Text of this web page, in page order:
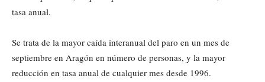
tasa anual.
Se trata de la mayor caída interanual del paro en un mes de
septiembre en Aragón en número de personas, y la mayor
reducción en tasa anual de cualquier mes desde 1996.